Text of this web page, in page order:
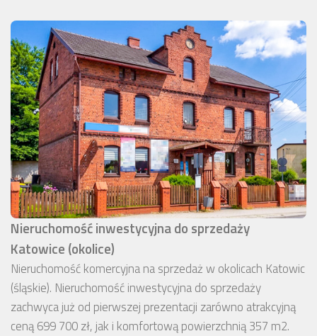
Nieruchomość inwestycyjna do sprzedaży
Katowice (okolice)
Nieruchomość komercyjna na sprzedaż w okolicach Katowic
(śląskie). Nieruchomość inwestycyjna do sprzedaży
zachwyca już od pierwszej prezentacji zarówno atrakcyjną
ceną 699 700 zł, jak i komfortową powierzchnią 357 m2.